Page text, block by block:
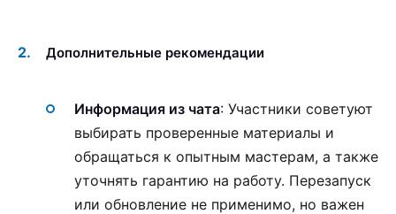
Дополнительные рекомендации
Информация из чата: Участники советуют
выбирать проверенные материалы и
обращаться к опытным мастерам, а также
уточнять гарантию на работу. Перезапуск
или обновление не применимо, но важен